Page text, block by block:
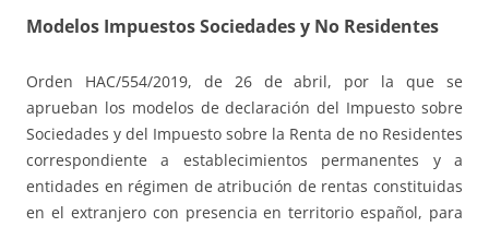
Modelos Impuestos Sociedades y No Residentes
Orden HAC/554/2019, de 26 de abril, por la que se
aprueban los modelos de declaración del Impuesto sobre
Sociedades y del Impuesto sobre la Renta de no Residentes
correspondiente a establecimientos permanentes y a
entidades en régimen de atribución de rentas constituidas
en el extranjero con presencia en territorio español, para